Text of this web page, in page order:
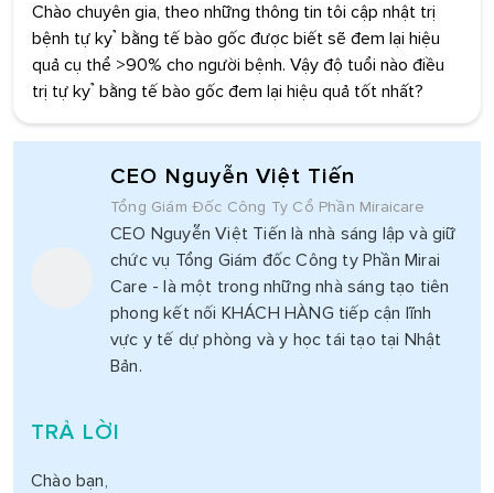
Chào chuyên gia, theo những thông tin tôi cập nhật trị
bệnh tự kỷ bằng tế bào gốc được biết sẽ đem lại hiệu
quả cụ thể >90% cho người bệnh. Vậy độ tuổi nào điều
trị tự kỷ bằng tế bào gốc đem lại hiệu quả tốt nhất?
CEO Nguyễn Việt Tiến
Tổng Giám Đốc Công Ty Cổ Phần Miraicare
CEO Nguyễn Việt Tiến là nhà sáng lập và giữ
chức vụ Tổng Giám đốc Công ty Phần Mirai
Care - là một trong những nhà sáng tạo tiên
phong kết nối KHÁCH HÀNG tiếp cận lĩnh
vực y tế dự phòng và y học tái tạo tại Nhật
Bản.
TRẢ LỜI
Chào bạn,